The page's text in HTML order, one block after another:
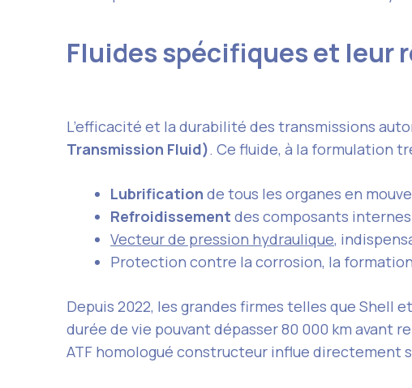
Fluides spécifiques et leur
L’efficacité et la durabilité des transmissions
Transmission Fluid). Ce fluide, à la formulation
Lubrification de tous les organes en
Refroidissement des composants
Vecteur de pression hydraulique,
Protection contre la corrosion, la
Depuis 2022, les grandes firmes telles que Shell
durée de vie pouvant dépasser 80 000 km avant
ATF homologué constructeur influe directement